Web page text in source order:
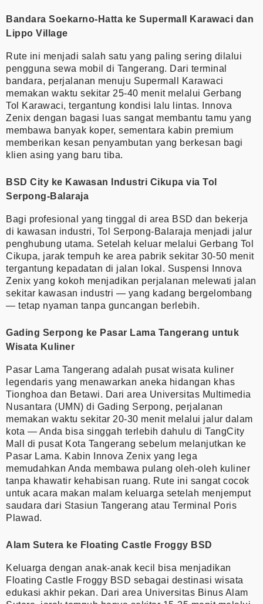
Bandara Soekarno-Hatta ke Supermall Karawaci dan
Lippo Village
Rute ini menjadi salah satu yang paling sering dilalui
pengguna sewa mobil di Tangerang. Dari terminal
bandara, perjalanan menuju Supermall Karawaci
memakan waktu sekitar 25-40 menit melalui Gerbang
Tol Karawaci, tergantung kondisi lalu lintas. Innova
Zenix dengan bagasi luas sangat membantu tamu yang
membawa banyak koper, sementara kabin premium
memberikan kesan penyambutan yang berkesan bagi
klien asing yang baru tiba.
BSD City ke Kawasan Industri Cikupa via Tol
Serpong-Balaraja
Bagi profesional yang tinggal di area BSD dan bekerja
di kawasan industri, Tol Serpong-Balaraja menjadi jalur
penghubung utama. Setelah keluar melalui Gerbang Tol
Cikupa, jarak tempuh ke area pabrik sekitar 30-50 menit
tergantung kepadatan di jalan lokal. Suspensi Innova
Zenix yang kokoh menjadikan perjalanan melewati jalan
sekitar kawasan industri — yang kadang bergelombang
— tetap nyaman tanpa guncangan berlebih.
Gading Serpong ke Pasar Lama Tangerang untuk
Wisata Kuliner
Pasar Lama Tangerang adalah pusat wisata kuliner
legendaris yang menawarkan aneka hidangan khas
Tionghoa dan Betawi. Dari area Universitas Multimedia
Nusantara (UMN) di Gading Serpong, perjalanan
memakan waktu sekitar 20-30 menit melalui jalur dalam
kota — Anda bisa singgah terlebih dahulu di TangCity
Mall di pusat Kota Tangerang sebelum melanjutkan ke
Pasar Lama. Kabin Innova Zenix yang lega
memudahkan Anda membawa pulang oleh-oleh kuliner
tanpa khawatir kehabisan ruang. Rute ini sangat cocok
untuk acara makan malam keluarga setelah menjemput
saudara dari Stasiun Tangerang atau Terminal Poris
Plawad.
Alam Sutera ke Floating Castle Froggy BSD
Keluarga dengan anak-anak kecil bisa menjadikan
Floating Castle Froggy BSD sebagai destinasi wisata
edukasi akhir pekan. Dari area Universitas Binus Alam